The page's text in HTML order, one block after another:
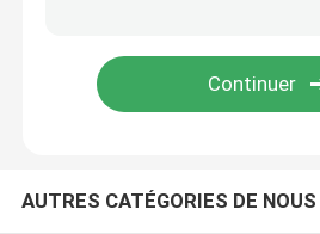
Voiture de Volkswagen EV
Voitures de luxe d'EV
AUTRES CATÉGORIES DE NOUS